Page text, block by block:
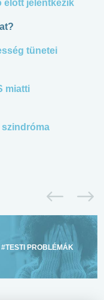
előtt jelentkezik
tünetei
miatti
szindróma
#TESTI PROBLÉMÁK